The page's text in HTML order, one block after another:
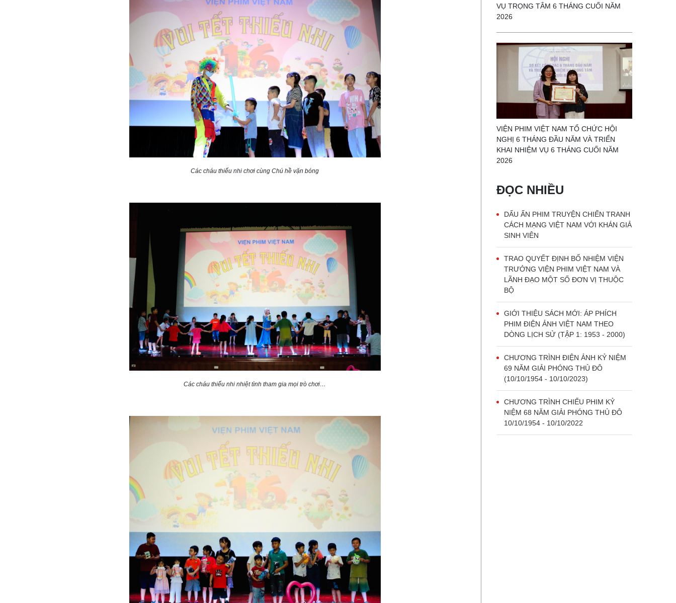
Các cháu thiếu nhi chơi cùng Chú hề vặn bóng
Các cháu thiếu nhi nhiệt tình tham gia mọi trò chơi…
VỤ TRỌNG TÂM 6 THÁNG CUỐI NĂM
2026
VIỆN PHIM VIỆT NAM TỔ CHỨC HỘI
NGHỊ 6 THÁNG ĐẦU NĂM VÀ TRIỂN
KHAI NHIỆM VỤ 6 THÁNG CUỐI NĂM
2026
ĐỌC NHIỀU
DẤU ẤN PHIM TRUYỆN CHIẾN TRANH
CÁCH MẠNG VIỆT NAM VỚI KHÁN GIẢ
SINH VIÊN
TRAO QUYẾT ĐỊNH BỔ NHIỆM VIỆN
TRƯỞNG VIỆN PHIM VIỆT NAM VÀ
LÃNH ĐẠO MỘT SỐ ĐƠN VỊ THUỘC
BỘ
GIỚI THIỆU SÁCH MỚI: ÁP PHÍCH
PHIM ĐIỆN ẢNH VIỆT NAM THEO
DÒNG LỊCH SỬ (TẬP 1: 1953 - 2000)
CHƯƠNG TRÌNH ĐIỆN ẢNH KỶ NIỆM
69 NĂM GIẢI PHÓNG THỦ ĐÔ
(10/10/1954 - 10/10/2023)
CHƯƠNG TRÌNH CHIẾU PHIM KỶ
NIỆM 68 NĂM GIẢI PHÓNG THỦ ĐÔ
10/10/1954 - 10/10/2022